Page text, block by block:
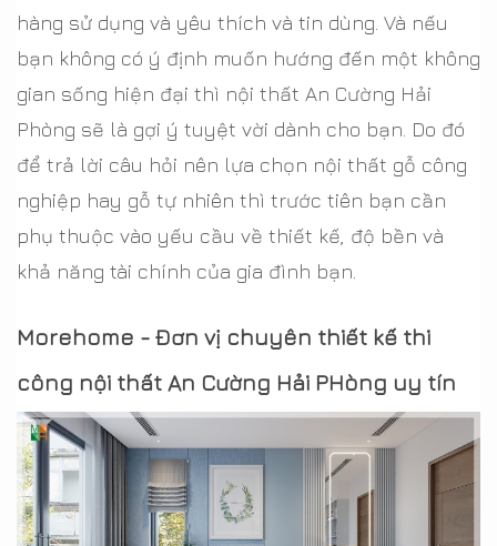
hàng sử dụng và yêu thích và tin dùng. Và nếu
bạn không có ý định muốn hướng đến một không
gian sống hiện đại thì nội thất An Cường Hải
Phòng sẽ là gợi ý tuyệt vời dành cho bạn. Do đó
để trả lời câu hỏi nên lựa chọn nội thất gỗ công
nghiệp hay gỗ tự nhiên thì trước tiên bạn cần
phụ thuộc vào yếu cầu về thiết kế, độ bền và
khả năng tài chính của gia đình bạn.
Morehome - Đơn vị chuyên thiết kế thi
công nội thất An Cường Hải PHòng uy tín